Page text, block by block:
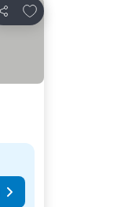
Condividi
Aggiungi ai preferiti